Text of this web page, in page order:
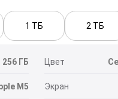
1 ТБ 2 ТБ
256 ГБ Цвет
M5 Экран